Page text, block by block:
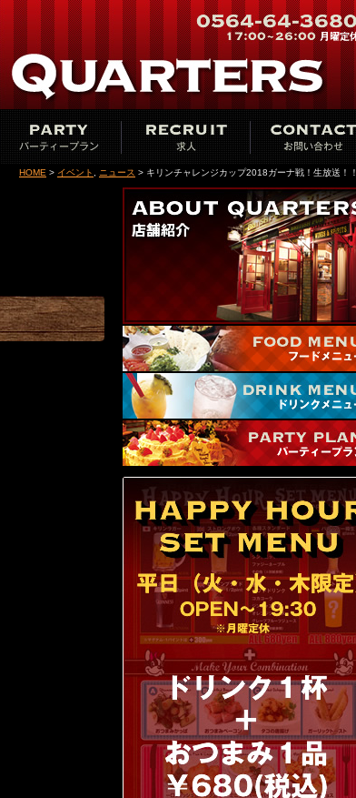
HOME > イベント ニュース > キリンチャレンジカップ2018ガーナ戦！生放送！！